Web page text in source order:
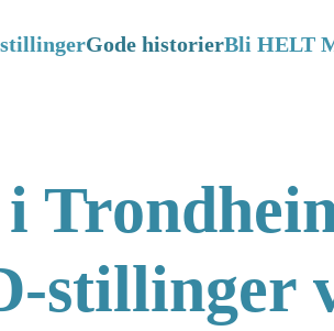
Gode historierBli HELT
stillinger